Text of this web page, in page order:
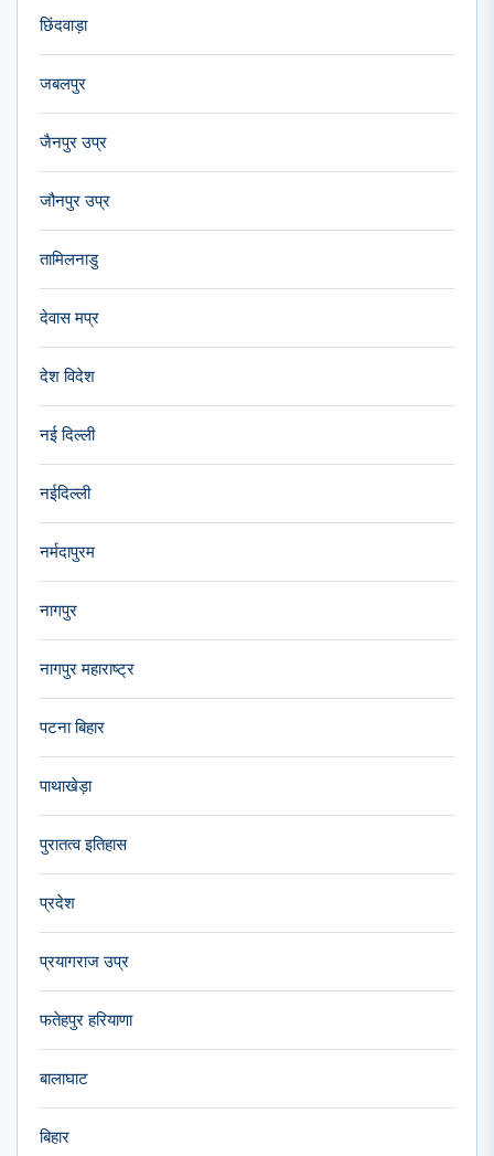
छिंदवाड़ा
जबलपुर
जैनपुर उप्र
जौनपुर उप्र
तामिलनाडु
देवास मप्र
देश विदेश
नई दिल्ली
नईदिल्ली
नर्मदापुरम
नागपुर
नागपुर महाराष्ट्र
पटना बिहार
पाथाखेड़ा
पुरातत्व इतिहास
प्रदेश
प्रयागराज उप्र
फतेहपुर हरियाणा
बालाघाट
बिहार